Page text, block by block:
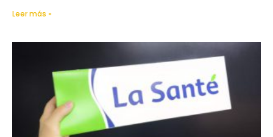
Leer más »